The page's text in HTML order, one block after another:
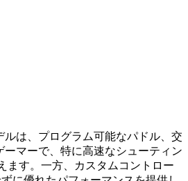
ルは、プログラム可能なパドル、交
マーで、特に高速なシューティン
ます。一方、カスタムコントロー